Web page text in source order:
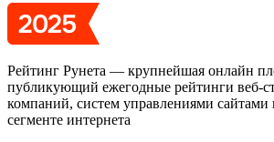
Рейтинг Рунета — крупнейшая онлайн
публикующий ежегодные рейтинги веб-
компаний, систем управлениями сайтами
сегменте интернета